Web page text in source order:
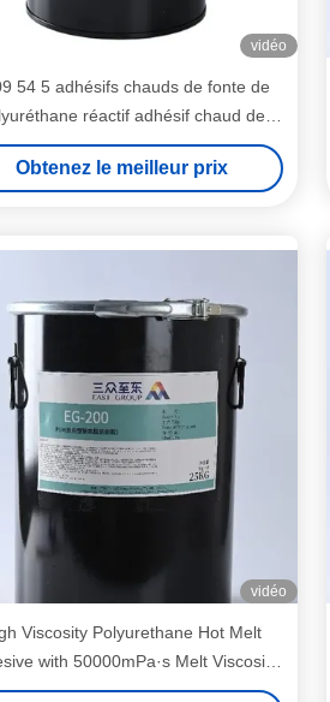
vidéo
54 5 adhésifs chauds de fonte de
réactif adhésif chaud de
fonte de travail du bois
Obtenez le meilleur prix
vidéo
Viscosity Polyurethane Hot Melt
with 50000mPa·s Melt Viscosity
140ºC Service Temperature and